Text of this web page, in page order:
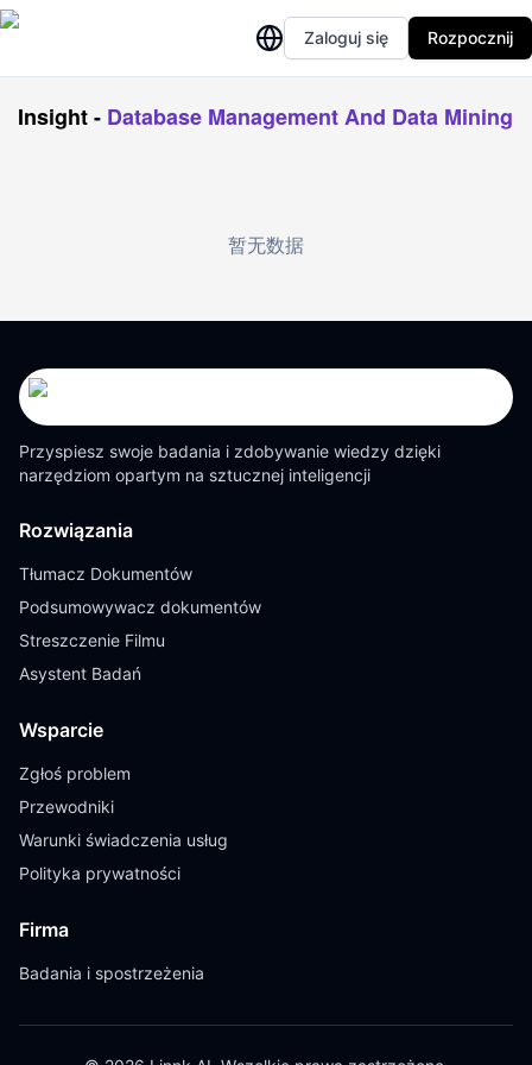
Zaloguj się Rozpocznij
Insight- Database Management And Data Mining
暂无数据
Przyspiesz swoje badania i zdobywanie wiedzy dzięki
narzędziom opartym na sztucznej inteligencji
Rozwiązania
Tłumacz Dokumentów
Podsumowywacz dokumentów
Streszczenie Filmu
Asystent Badań
Wsparcie
Zgłoś problem
Przewodniki
Warunki świadczenia usług
Polityka prywatności
Firma
Badania i spostrzeżenia